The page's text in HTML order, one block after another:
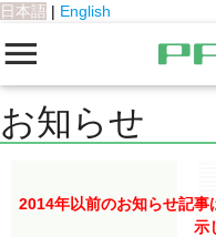
日本語 | English
お知らせ
2014年以前のお知らせ記
示